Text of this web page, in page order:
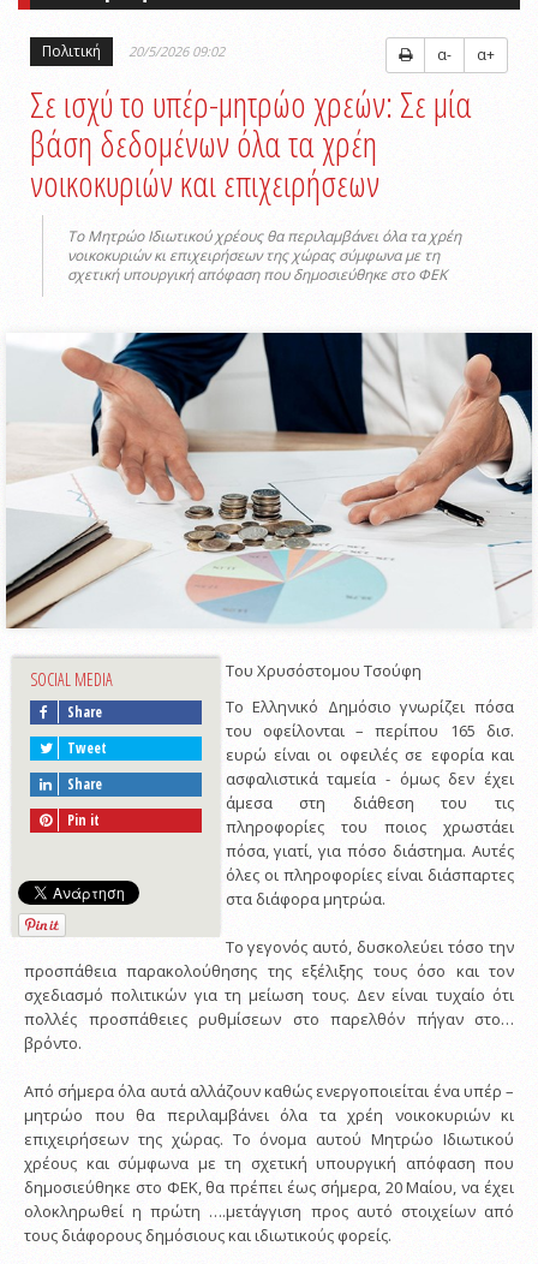
Πολιτική 20/5/2026 09:02 α- α+
Σε ισχύ το υπέρ-μητρώο χρεών: Σε μία
βάση δεδομένων όλα τα χρέη
νοικοκυριών και επιχειρήσεων
Το Μητρώο Ιδιωτικού χρέους θα περιλαμβάνει όλα τα χρέη
νοικοκυριών κι επιχειρήσεων της χώρας σύμφωνα με τη
σχετική υπουργική απόφαση που δημοσιεύθηκε στο ΦΕΚ
SOCIAL MEDIA
Share
Tweet
Share
Pin it
Του Χρυσόστομου Τσούφη
Το Ελληνικό Δημόσιο γνωρίζει πόσα
του οφείλονται – περίπου 165 δισ.
ευρώ είναι οι οφειλές σε εφορία και
ασφαλιστικά ταμεία - όμως δεν έχει
άμεσα στη διάθεση του τις
πληροφορίες του ποιος χρωστάει
πόσα, γιατί, για πόσο διάστημα. Αυτές
όλες οι πληροφορίες είναι διάσπαρτες
στα διάφορα μητρώα.
Το γεγονός αυτό, δυσκολεύει τόσο την
προσπάθεια παρακολούθησης της εξέλιξης τους όσο και τον
σχεδιασμό πολιτικών για τη μείωση τους. Δεν είναι τυχαίο ότι
πολλές προσπάθειες ρυθμίσεων στο παρελθόν πήγαν στο…
βρόντο.
Από σήμερα όλα αυτά αλλάζουν καθώς ενεργοποιείται ένα υπέρ –
μητρώο που θα περιλαμβάνει όλα τα χρέη νοικοκυριών κι
επιχειρήσεων της χώρας. Το όνομα αυτού Μητρώο Ιδιωτικού
χρέους και σύμφωνα με τη σχετική υπουργική απόφαση που
δημοσιεύθηκε στο ΦΕΚ, θα πρέπει έως σήμερα, 20 Μαίου, να έχει
ολοκληρωθεί η πρώτη ….μετάγγιση προς αυτό στοιχείων από
τους διάφορους δημόσιους και ιδιωτικούς φορείς.